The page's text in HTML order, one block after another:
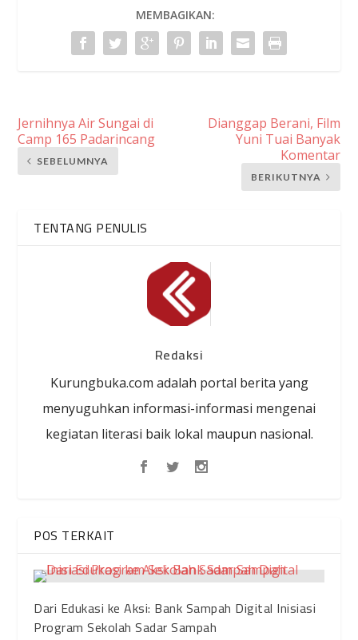
MEMBAGIKAN:
Jernihnya Air Sungai di
Camp 165 Padarincang
SEBELUMNYA
Dianggap Berani, Film
Yuni Tuai Banyak
Komentar
BERIKUTNYA
TENTANG PENULIS
Redaksi
Kurungbuka.com adalah portal berita yang
menyuguhkan informasi-informasi mengenai
kegiatan literasi baik lokal maupun nasional.
POS TERKAIT
Dari Edukasi ke Aksi: Bank Sampah Digital Inisiasi
Program Sekolah Sadar Sampah